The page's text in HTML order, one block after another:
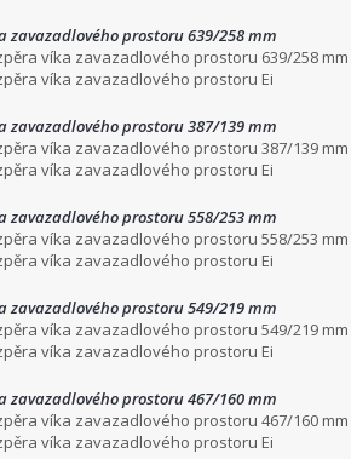
zavazadlového prostoru 639/258 mm
víka zavazadlového prostoru 639/258 mm
víka zavazadlového prostoru Ei
zavazadlového prostoru 387/139 mm
víka zavazadlového prostoru 387/139 mm
víka zavazadlového prostoru Ei
zavazadlového prostoru 558/253 mm
víka zavazadlového prostoru 558/253 mm
víka zavazadlového prostoru Ei
zavazadlového prostoru 549/219 mm
víka zavazadlového prostoru 549/219 mm
víka zavazadlového prostoru Ei
zavazadlového prostoru 467/160 mm
víka zavazadlového prostoru 467/160 mm
víka zavazadlového prostoru Ei